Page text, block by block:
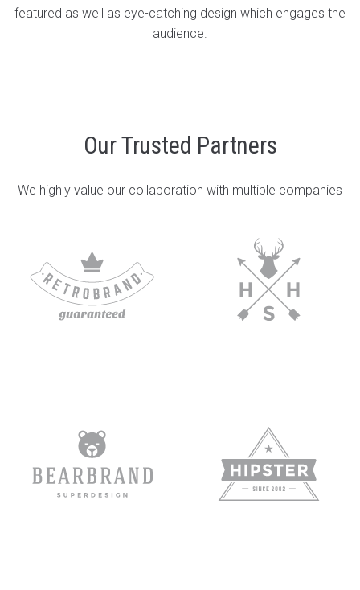
featured as well as eye-catching design which engages the
audience.
Our Trusted Partners
We highly value our collaboration with multiple companies